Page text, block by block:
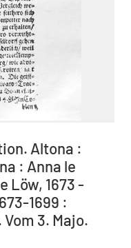
Altona :
: Anna le
Löw, 1673 -
1699 :
Vom 3. Majo.